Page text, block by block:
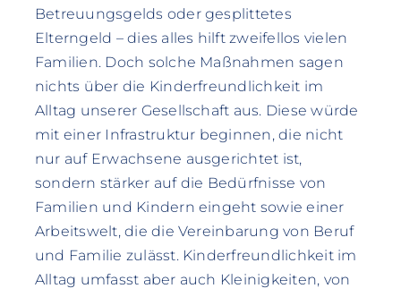
Betreuungsgelds oder gesplittetes
Elterngeld – dies alles hilft zweifellos vielen
Familien. Doch solche Maßnahmen sagen
nichts über die Kinderfreundlichkeit im
Alltag unserer Gesellschaft aus. Diese würde
mit einer Infrastruktur beginnen, die nicht
nur auf Erwachsene ausgerichtet ist,
sondern stärker auf die Bedürfnisse von
Familien und Kindern eingeht sowie einer
Arbeitswelt, die die Vereinbarung von Beruf
und Familie zulässt. Kinderfreundlichkeit im
Alltag umfasst aber auch Kleinigkeiten, von